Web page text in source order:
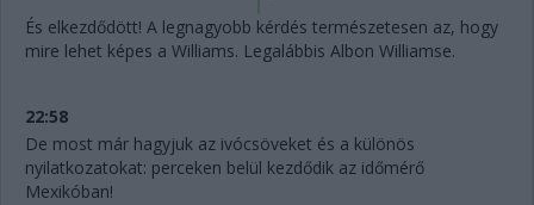
És elkezdődött! A legnagyobb kérdés természetesen az, hogy
mire lehet képes a Williams. Legalábbis Albon Williamse.
22:58
De most már hagyjuk az ivócsöveket és a különös
nyilatkozatokat: perceken belül kezdődik az időmérő
Mexikóban!